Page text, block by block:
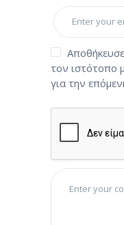
τον ιστότοπο
για την